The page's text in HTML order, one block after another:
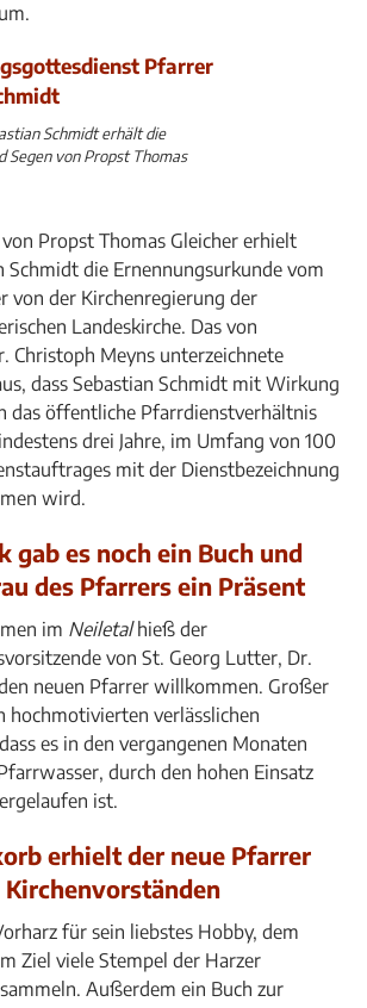
Schmidt erhält die
Segen von Propst Thomas
Propst Thomas Gleicher erhielt
Schmidt die Ernennungsurkunde vom
von der Kirchenregierung der
Landeskirche. Das von
Christoph Meyns unterzeichnete
dass Sebastian Schmidt mit Wirkung
das öffentliche Pfarrdienstverhältnis
drei Jahre, im Umfang von 100
mit der Dienstbezeichnung
wird.
gab es noch ein Buch und
des Pfarrers ein Präsent
im Neiletalhieß der
von St. Georg Lutter, Dr.
neuen Pfarrer willkommen. Großer
hochmotivierten verlässlichen
es in den vergangenen Monaten
durch den hohen Einsatz
ist.
erhielt der neue Pfarrer
für sein liebstes Hobby, dem
Ziel viele Stempel der Harzer
Außerdem ein Buch zur